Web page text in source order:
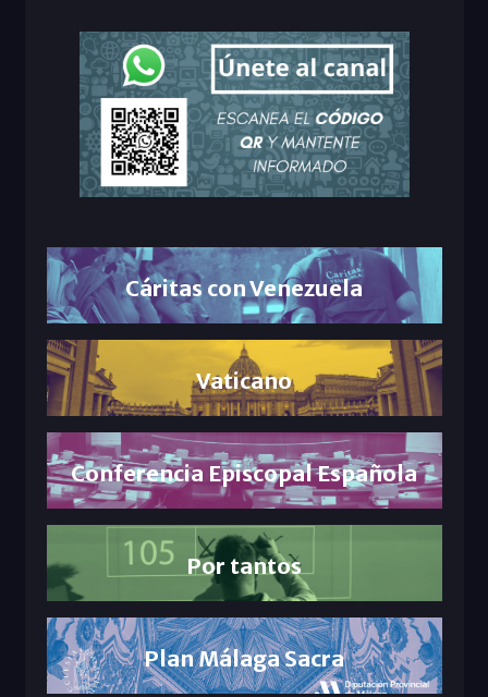
Cáritas con Venezuela
Vaticano
Conferencia Episcopal Española
Por tantos
Plan Málaga Sacra